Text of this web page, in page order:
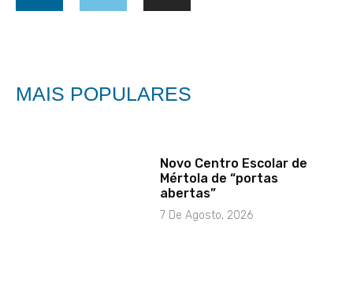
MAIS POPULARES
Novo Centro Escolar de
Mértola de “portas
abertas”
7 De Agosto, 2026